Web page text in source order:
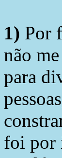
1) Por
não
para
foi por